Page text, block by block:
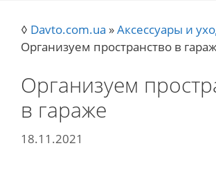
◊ Davto.com.ua »Аксессуары и
Организуем пространство в
Организуем
в гараже
18.11.2021